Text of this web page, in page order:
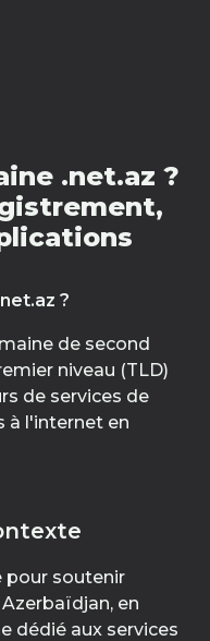
.net.az ?
?
de second
niveau (TLD)
de services de
à l'internet en
pour soutenir
en
dédié aux services